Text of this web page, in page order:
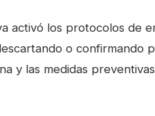
activó los protocolos de
o confirmando
y las medidas